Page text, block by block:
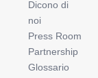
Dicono di
noi
Press Room
Partnership
Glossario